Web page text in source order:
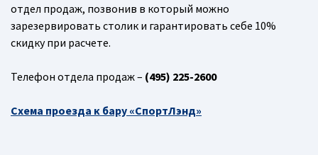
отдел продаж, позвонив в который можно
зарезервировать столик и гарантировать себе 10%
скидку при расчете.
Телефон отдела продаж – (495) 225-2600
Схема проезда к бару «СпортЛэнд»